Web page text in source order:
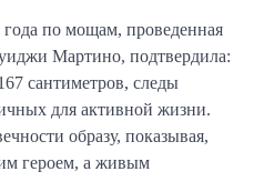
по мощам, проведенная
Мартино, подтвердила:
сантиметров, следы
для активной жизни.
образу, показывая,
героем, а живым